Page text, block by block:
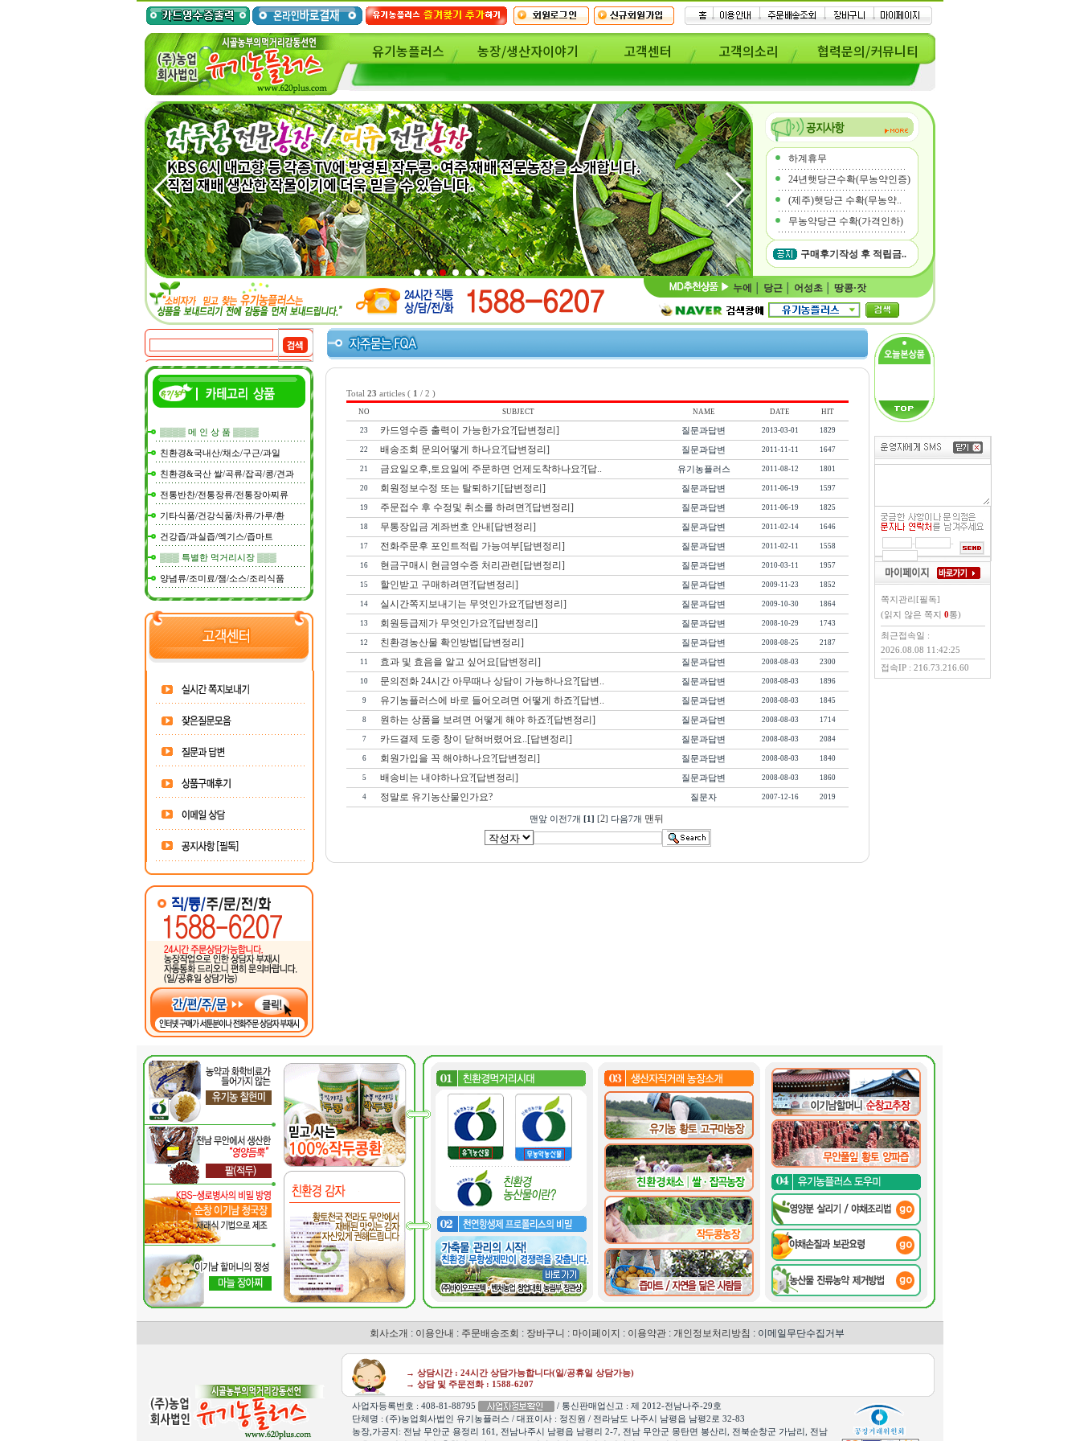
유기농플러스 농장/생산자이야기 고객센터 고객의소리 협력문의/커뮤니티
하계휴무
24년햇당근수확(무농약인증)
(제주)햇당근 수확(무농약..
무농약당근 수확(가격인하)
구매후기작성 후 적립금..
누에 당근 어성초 땅콩·잣
▒▒▒▒ 메 인 상 품 ▒▒▒▒
친환경&국내산/채소/구근/과일
친환경&국산 쌀/곡류/잡곡/콩/견과
전통반찬/전통장류/전통장아찌류
기타식품/건강식품/차류/가루/환
건강즙/과실즙/엑기스/즙마트
▒▒▒ 특별한 먹거리시장 ▒▒▒
양념류/조미료/잼/소스/조리식품
Total 23 articles ( 1 / 2 )
NO SUBJECT NAME DATE HIT
23 카드영수증 출력이 가능한가요?[답변정리] 질문과답변 2013-03-01 1829
22 배송조회 문의어떻게 하나요?[답변정리] 질문과답변 2011-11-11 1647
21 금요일오후,토요일에 주문하면 언제도착하나요?[답.. 유기농플러스 2011-08-12 1801
20 회원정보수정 또는 탈퇴하기[답변정리] 질문과답변 2011-06-19 1597
19 주문접수 후 수정및 취소를 하려면?[답변정리] 질문과답변 2011-06-19 1825
18 무통장입금 계좌번호 안내[답변정리] 질문과답변 2011-02-14 1646
17 전화주문후 포인트적립 가능여부[답변정리] 질문과답변 2011-02-11 1558
16 현금구매시 현금영수증 처리관련[답변정리] 질문과답변 2010-03-11 1957
15 할인받고 구매하려면?[답변정리] 질문과답변 2009-11-23 1852
14 실시간쪽지보내기는 무엇인가요?[답변정리] 질문과답변 2009-10-30 1864
13 회원등급제가 무엇인가요?[답변정리] 질문과답변 2008-10-29 1743
12 친환경농산물 확인방법[답변정리] 질문과답변 2008-08-25 2187
11 효과 및 효음을 알고 싶어요[답변정리] 질문과답변 2008-08-03 2300
10 문의전화 24시간 아무때나 상담이 가능하나요?[답변.. 질문과답변 2008-08-03 1896
9 유기농플러스에 바로 들어오려면 어떻게 하죠?[답변.. 질문과답변 2008-08-03 1845
8 원하는 상품을 보려면 어떻게 해야 하죠?[답변정리] 질문과답변 2008-08-03 1714
7 카드결제 도중 창이 닫혀버렸어요..[답변정리] 질문과답변 2008-08-03 2084
6 회원가입을 꼭 해야하나요?[답변정리] 질문과답변 2008-08-03 1840
5 배송비는 내야하나요?[답변정리] 질문과답변 2008-08-03 1860
4 정말로 유기농산물인가요? 질문자 2007-12-16 2019
맨앞 이전7개 [1] [2] 다음7개 맨뒤
회사소개 : 이용안내 : 주문배송조회 : 장바구니 : 마이페이지 : 이용약관 : 개인정보처리방침 : 이메일무단수집거부
→ 상담시간 : 24시간 상담가능합니다(일/공휴일 상담가능)
→ 상담 및 주문전화 : 1588-6207
사업자등록번호 : 408-81-88795
/ 통신판매업신고 : 제 2012-전남나주-29호
단체명 : (주)농업회사법인 유기농플러스 / 대표이사 : 정진원 / 전라남도 나주시 남평읍 남평2로 32-83
농장,가공지: 전남 무안군 용정리 161, 전남나주시 남평읍 남평리 2-7, 전남 무안군 몽탄면 봉산리, 전북순창군 가남리, 전남
- -
쪽지관리[필독]
(읽지 않은 쪽지 0통)
최근접속일 :
2026.08.08 11:42:25
접속IP : 216.73.216.60